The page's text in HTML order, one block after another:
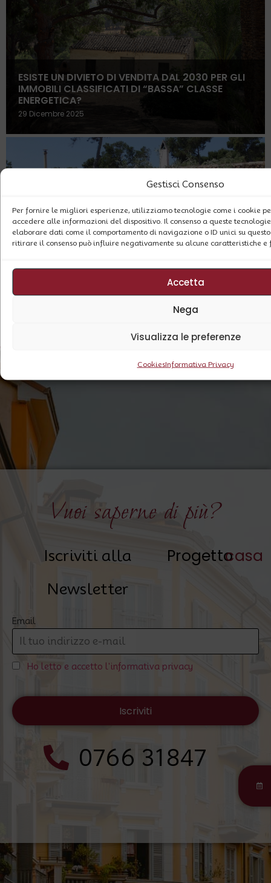
Gestisci Consenso
Per fornire le migliori esperienze, utilizziamo tecnologie come i cookie
accedere alle informazioni del dispositivo. Il consenso a queste
elaborare dati come il comportamento di navigazione o ID unici su questo
ritirare il consenso può influire negativamente su alcune caratteristiche e
Accetta
Nega
Visualizza le preferenze
CookiesInformativa Privacy
ESISTE UN DIVIETO DI VENDITA DAL 2030 PER GLI
IMMOBILI CLASSIFICATI DI “BASSA” CLASSE
ENERGETICA?
29 Dicembre 2025
ARCHIVIO BLOG
Vuoi saperne di più?
Iscriviti alla
Newsletter
Progettocasa
Email
Ho letto e accetto l'informativa privacy
0766 31847